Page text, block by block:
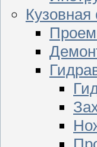
Кузовная